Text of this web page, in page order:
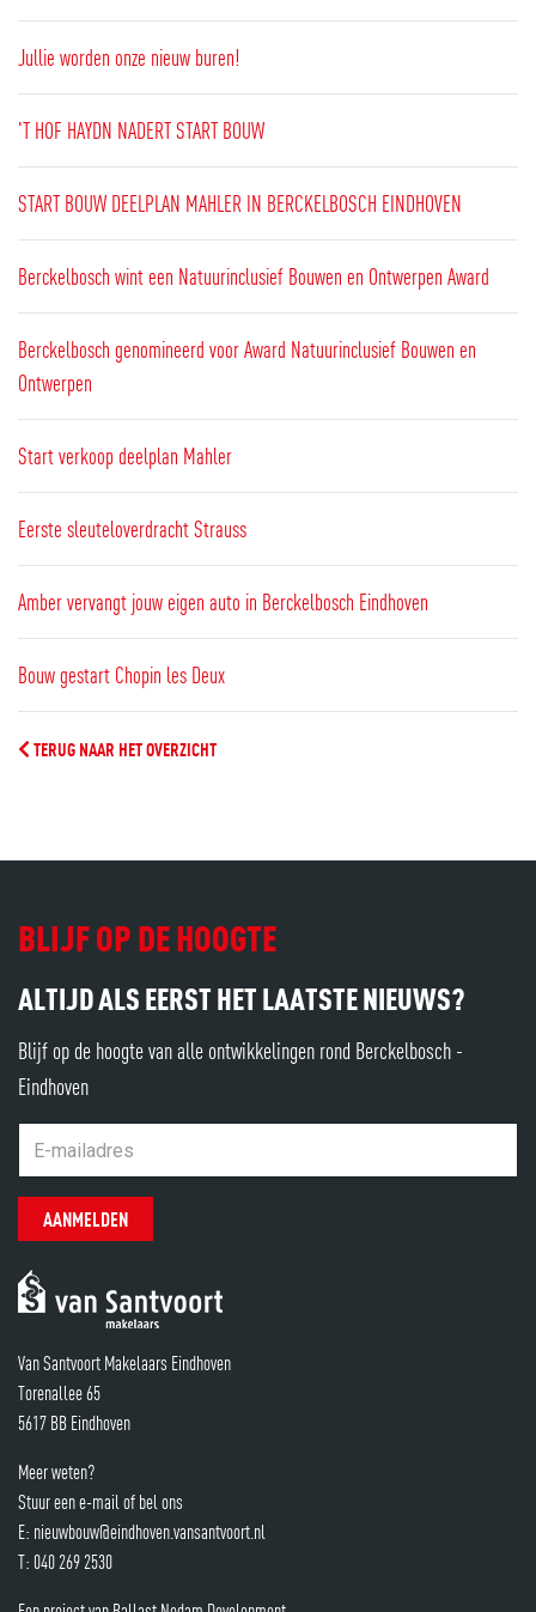
Jullie worden onze nieuw buren!
'T HOF HAYDN NADERT START BOUW
START BOUW DEELPLAN MAHLER IN BERCKELBOSCH EINDHOVEN
Berckelbosch wint een Natuurinclusief Bouwen en Ontwerpen Award
Berckelbosch genomineerd voor Award Natuurinclusief Bouwen en
Ontwerpen
Start verkoop deelplan Mahler
Eerste sleuteloverdracht Strauss
Amber vervangt jouw eigen auto in Berckelbosch Eindhoven
Bouw gestart Chopin les Deux
TERUG NAAR HET OVERZICHT
BLIJF OP DE HOOGTE
ALTIJD ALS EERST HET LAATSTE NIEUWS?
Blijf op de hoogte van alle ontwikkelingen rond Berckelbosch -
Eindhoven
AANMELDEN
Van Santvoort Makelaars Eindhoven
Torenallee 65
5617 BB Eindhoven
Meer weten?
Stuur een e-mail of bel ons
E: nieuwbouw@eindhoven.vansantvoort.nl
T: 040 269 2530